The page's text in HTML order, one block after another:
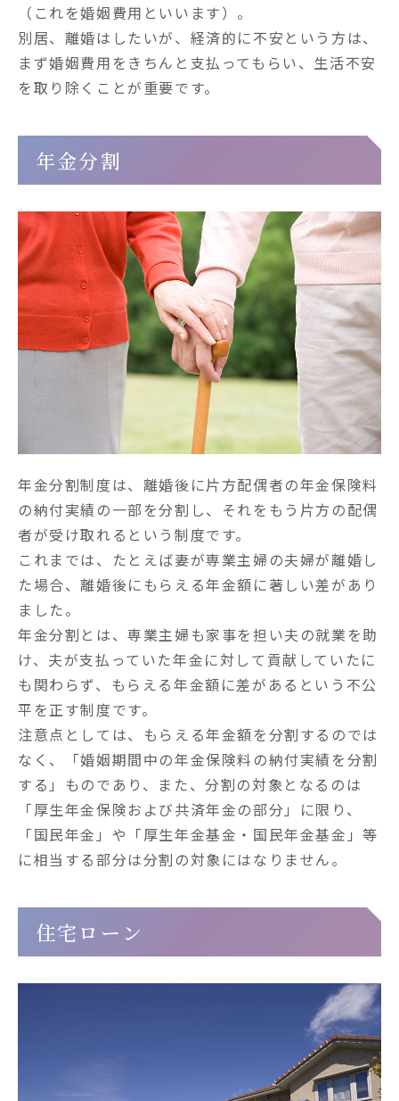
（これを婚姻費用といいます）。
別居、離婚はしたいが、経済的に不安という方は、
まず婚姻費用をきちんと支払ってもらい、生活不安
を取り除くことが重要です。
年金分割
年金分割制度は、離婚後に片方配偶者の年金保険料
の納付実績の一部を分割し、それをもう片方の配偶
者が受け取れるという制度です。
これまでは、たとえば妻が専業主婦の夫婦が離婚し
た場合、離婚後にもらえる年金額に著しい差があり
ました。
年金分割とは、専業主婦も家事を担い夫の就業を助
け、夫が支払っていた年金に対して貢献していたに
も関わらず、もらえる年金額に差があるという不公
平を正す制度です。
注意点としては、もらえる年金額を分割するのでは
なく、「婚姻期間中の年金保険料の納付実績を分割
する」ものであり、また、分割の対象となるのは
「厚生年金保険および共済年金の部分」に限り、
「国民年金」や「厚生年金基金・国民年金基金」等
に相当する部分は分割の対象にはなりません。
住宅ローン